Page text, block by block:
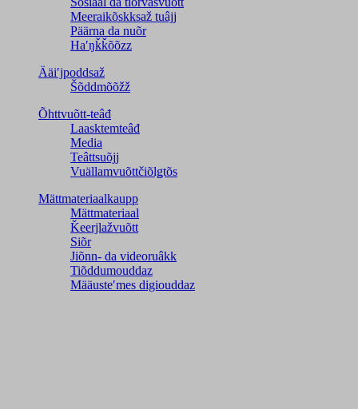
Meeraikõskksaž tuâjj
Päärna da nuõr
Haʹŋǩǩõõzz
Ääiʹjpoddsaž
Šõddmõõžž
Õhttvuõtt-teâđ
Laasktemteâđ
Media
Teâttsuõjj
Vuällamvuõttčiõlǥtõs
Mättmateriaalkaupp
Mättmateriaal
Ǩeerjlažvuõtt
Siõr
Jiõnn- da videoruâkk
Tiõddumouddaz
Määusteʹmes digiouddaz